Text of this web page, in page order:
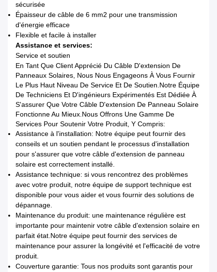
sécurisée
Épaisseur de câble de 6 mm2 pour une transmission
d'énergie efficace
Flexible et facile à installer
Assistance et services:
Service et soutien
En Tant Que Client Apprécié Du Câble D'extension De
Panneaux Solaires, Nous Nous Engageons À Vous Fournir
Le Plus Haut Niveau De Service Et De Soutien.Notre Équipe
De Techniciens Et D'ingénieurs Expérimentés Est Dédiée À
S'assurer Que Votre Câble D'extension De Panneau Solaire
Fonctionne Au Mieux.Nous Offrons Une Gamme De
Services Pour Soutenir Votre Produit, Y Compris:
Assistance à l'installation: Notre équipe peut fournir des
conseils et un soutien pendant le processus d'installation
pour s'assurer que votre câble d'extension de panneau
solaire est correctement installé.
Assistance technique: si vous rencontrez des problèmes
avec votre produit, notre équipe de support technique est
disponible pour vous aider et vous fournir des solutions de
dépannage.
Maintenance du produit: une maintenance régulière est
importante pour maintenir votre câble d'extension solaire en
parfait état.Notre équipe peut fournir des services de
maintenance pour assurer la longévité et l'efficacité de votre
produit.
Couverture garantie: Tous nos produits sont garantis pour